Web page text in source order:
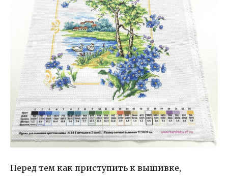
Перед тем как приступить к вышивке,